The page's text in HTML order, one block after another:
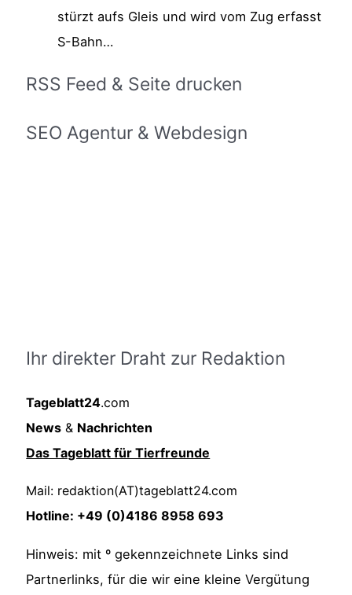
stürzt aufs Gleis und wird vom Zug erfasst
S-Bahn…
RSS Feed & Seite drucken
SEO Agentur & Webdesign
Ihr direkter Draht zur Redaktion
Tageblatt24.com
News & Nachrichten
Das Tageblatt für Tierfreunde
Mail: redaktion(AT)tageblatt24.com
Hotline: +49 (0)4186 8958 693
Hinweis: mit º gekennzeichnete Links sind
Partnerlinks, für die wir eine kleine Vergütung